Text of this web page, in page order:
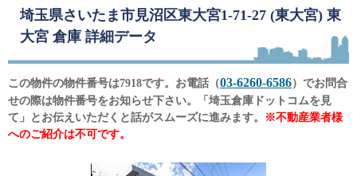
埼玉県さいたま市見沼区東大宮1-71-27 (東大宮) 東
大宮 倉庫 詳細データ
この物件の物件番号は7918です。お電話（03-6260-6586）でお問合
せの際は物件番号をお知らせ下さい。「埼玉倉庫ドットコムを見
て」とお伝えいただくと話がスムーズに進みます。
※不動産業者様
へのご紹介は不可です。